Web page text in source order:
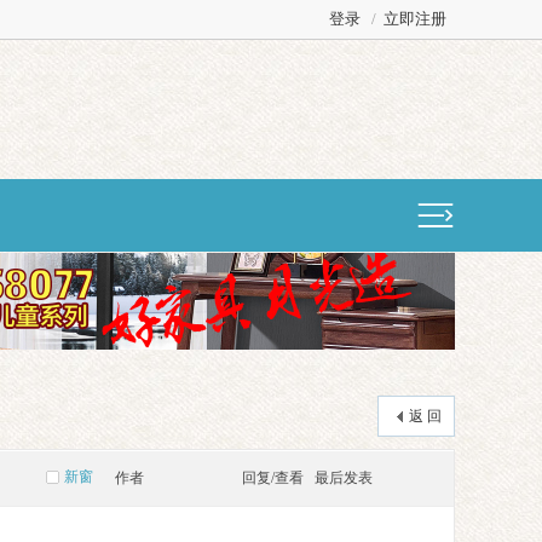
登录 / 立即注册
返 回
新窗 作者 回复/查看 最后发表